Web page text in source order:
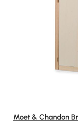
Moet & Chandon